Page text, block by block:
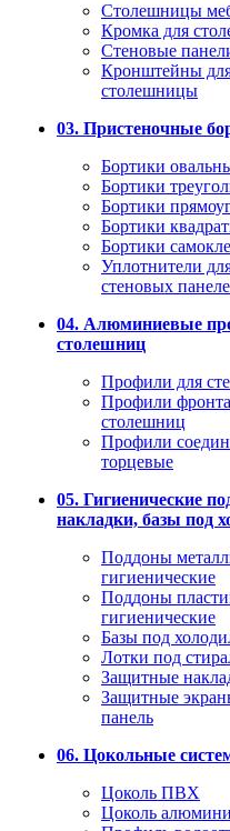
Столешницы
Кромка для
Стеновые
Кронштейны
столешницы
03. Пристеночные
Бортики
Бортики
Бортики
Бортики
Бортики
Уплотнители
стеновых
04. Алюминиевые
столешниц
Профили для
Профили
столешниц
Профили
торцевые
05. Гигиенические
накладки, базы под
Поддоны
гигиенические
Поддоны
гигиенические
Базы под
Лотки под
Защитные
Защитные
панель
06. Цокольные
Цоколь ПВХ
Цоколь